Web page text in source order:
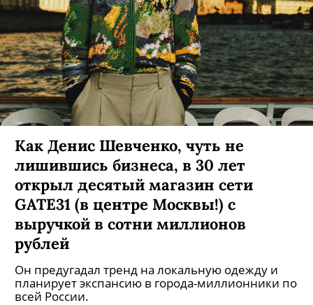
Как Денис Шевченко, чуть не
лишившись бизнеса, в 30 лет
открыл десятый магазин сети
GATE31 (в центре Москвы!) с
выручкой в сотни миллионов
рублей
Он предугадал тренд на локальную одежду и
планирует экспансию в города-миллионники по
всей России.